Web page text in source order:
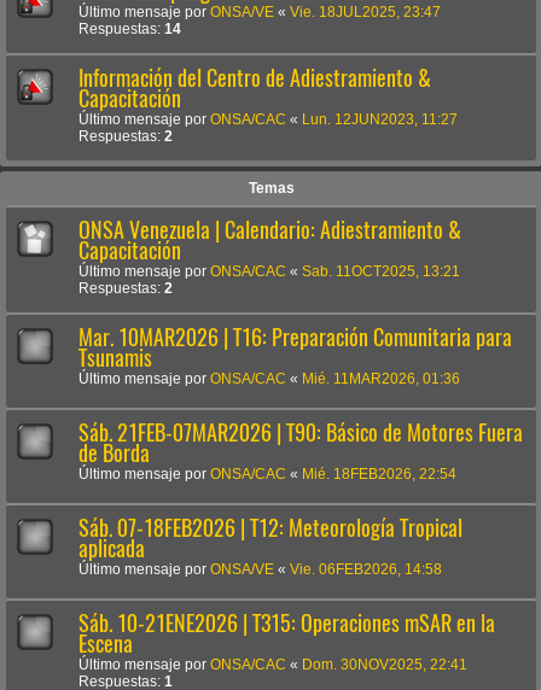
Último mensaje por ONSA/VE « Vie. 18JUL2025, 23:47
Respuestas: 14
Información del Centro de Adiestramiento &
Capacitación
Último mensaje por ONSA/CAC «
Lun. 12JUN2023, 11:27
Respuestas: 2
Temas
ONSA Venezuela | Calendario: Adiestramiento &
Capacitación
Último mensaje por ONSA/CAC « Sab. 11OCT2025, 13:21
Respuestas: 2
Mar. 10MAR2026 | T16: Preparación Comunitaria para
Tsunamis
Último mensaje por ONSA/CAC « Mié. 11MAR2026, 01:36
Sáb. 21FEB-07MAR2026 | T90: Básico de Motores Fuera
de Borda
Último mensaje por ONSA/CAC « Mié. 18FEB2026, 22:54
Sáb. 07-18FEB2026 | T12: Meteorología Tropical
aplicada
Último mensaje por ONSA/VE « Vie. 06FEB2026, 14:58
Sáb. 10-21ENE2026 | T315: Operaciones mSAR en la
Escena
Último mensaje por ONSA/CAC « Dom. 30NOV2025, 22:41
Respuestas: 1